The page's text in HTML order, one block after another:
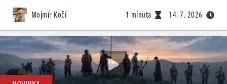
Mojmír Kočí 1 minuta 14. 7. 2026